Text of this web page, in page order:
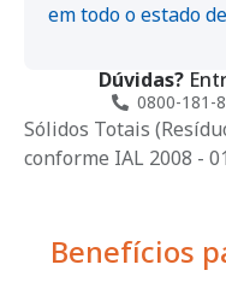
Sólidos Totais
conforme IAL 2008 -
Benefícios
em todo o estado
Dúvidas?
0800-181-